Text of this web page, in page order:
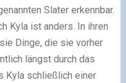
Slater erkennbar.
Kyla ist anders. In ihren
Dinge, die sie vorher
längst durch das
Kyla schließlich einer